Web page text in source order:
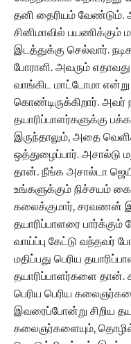
தனி தைரியம் வேண்டும்.
சினிமாவில் பயணிக்கும்
இடத்துக்கு செல்வார்.
போராளி. அவரும் எதாவது
வாங்கிட மாட்டோமா
கொண்டிருக்கிறார். அவர்
தயாரிப்பாளர்களுக்கு
இருந்தாலும், அதை
ஒத்துழைப்பார். அசால்டு
தான். நீங்க அசால்டா
உங்களுக்கும் நிச்சயம்
கலைக்குமார், சரவணன்
தயாரிப்பாளரை பார்க்கும்
வாய்ப்பு கேட்டு வந்தவர்
மதிப்பது பெரிய
தயாரிப்பாளர்களை தான்.
பெரிய பெரிய
இவரைப்போன்று சிறிய
கலைஞர்களையும்,